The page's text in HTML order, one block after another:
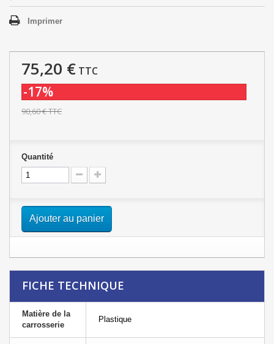
Imprimer
75,20 € TTC
-17%
90,60 €TTC
Quantité
Ajouter au panier
FICHE TECHNIQUE
Matière de la
carrosserie
Plastique